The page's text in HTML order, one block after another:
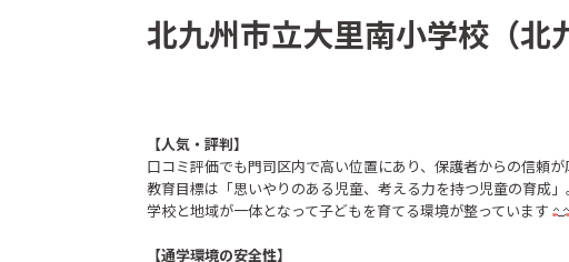
北九州市立大里南小学校（北
【人気・評判】
口コミ評価でも門司区内で高い位置にあり、保護者からの信頼が
教育目標は「思いやりのある児童、考える力を持つ児童の育成」。
学校と地域が一体となって子どもを育てる環境が整っています
【通学環境の安全性】